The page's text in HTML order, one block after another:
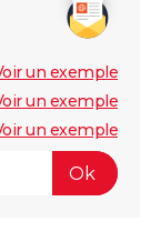
un exemple
un exemple
un exemple